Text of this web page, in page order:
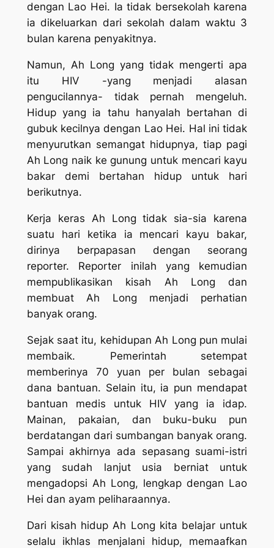
dengan Lao Hei. Ia tidak bersekolah karena
ia dikeluarkan dari sekolah dalam waktu 3
bulan karena penyakitnya.
Namun, Ah Long yang tidak mengerti apa
itu HIV -yang menjadi alasan
pengucilannya- tidak pernah mengeluh.
Hidup yang ia tahu hanyalah bertahan di
gubuk kecilnya dengan Lao Hei. Hal ini tidak
menyurutkan semangat hidupnya, tiap pagi
Ah Long naik ke gunung untuk mencari kayu
bakar demi bertahan hidup untuk hari
berikutnya.
Kerja keras Ah Long tidak sia-sia karena
suatu hari ketika ia mencari kayu bakar,
dirinya berpapasan dengan seorang
reporter. Reporter inilah yang kemudian
mempublikasikan kisah Ah Long dan
membuat Ah Long menjadi perhatian
banyak orang.
Sejak saat itu, kehidupan Ah Long pun mulai
membaik. Pemerintah setempat
memberinya 70 yuan per bulan sebagai
dana bantuan. Selain itu, ia pun mendapat
bantuan medis untuk HIV yang ia idap.
Mainan, pakaian, dan buku-buku pun
berdatangan dari sumbangan banyak orang.
Sampai akhirnya ada sepasang suami-istri
yang sudah lanjut usia berniat untuk
mengadopsi Ah Long, lengkap dengan Lao
Hei dan ayam peliharaannya.
Dari kisah hidup Ah Long kita belajar untuk
selalu ikhlas menjalani hidup, memaafkan